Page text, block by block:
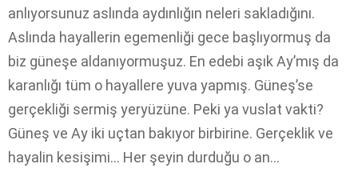
anlıyorsunuz aslında aydınlığın neleri sakladığını.
Aslında hayallerin egemenliği gece başlıyormuş da
biz güneşe aldanıyormuşuz. En edebi aşık Ay’mış da
karanlığı tüm o hayallere yuva yapmış. Güneş’se
gerçekliği sermiş yeryüzüne. Peki ya vuslat vakti?
Güneş ve Ay iki uçtan bakıyor birbirine. Gerçeklik ve
hayalin kesişimi… Her şeyin durduğu o an…